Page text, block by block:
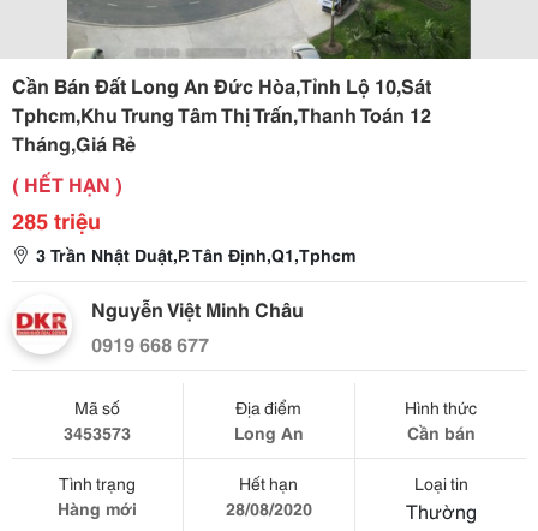
Cần Bán Đất Long An Đức Hòa,Tỉnh Lộ 10,Sát
Tphcm,Khu Trung Tâm Thị Trấn,Thanh Toán 12
Tháng,Giá Rẻ
( HẾT HẠN )
285 triệu
3 Trần Nhật Duật,P. Tân Định,Q1,Tphcm
Nguyễn Việt Minh Châu
0919 668 677
Mã số
3453573
Địa điểm
Long An
Hình thức
Cần bán
Tình trạng
Hàng mới
Hết hạn
28/08/2020
Loại tin
Thường